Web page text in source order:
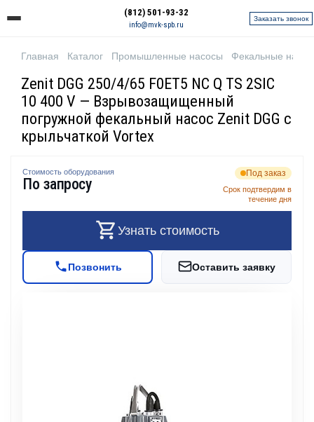
(812) 501-93-32
info@mvk-spb.ru
Заказать звонок
Главная Каталог Промышленные насосы Фекальные
Zenit DGG 250/4/65 F0ET5 NC Q TS 2SIC
10 400 V — Взрывозащищенный
погружной фекальный насос Zenit DGG с
крыльчаткой Vortex
Стоимость оборудования
По запросу
Под заказ
Срок подтвердим в
течение дня
Узнать стоимость
Позвонить Оставить заявку